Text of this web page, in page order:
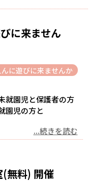
に来ません
に遊びに来ませんか
園児と保護者の方
児の方と
...続きを読む
無料) 開催